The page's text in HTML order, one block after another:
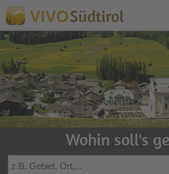
VIVOSüdtirol
Wohin soll's